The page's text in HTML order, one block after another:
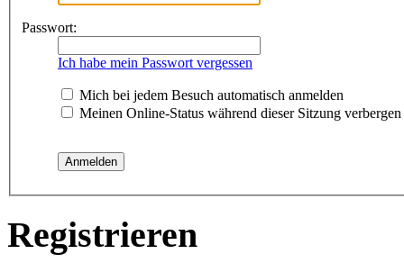
Passwort:
Ich habe mein Passwort vergessen
Mich bei jedem Besuch automatisch anmelden
Meinen Online-Status während dieser Sitzung verbergen
Registrieren